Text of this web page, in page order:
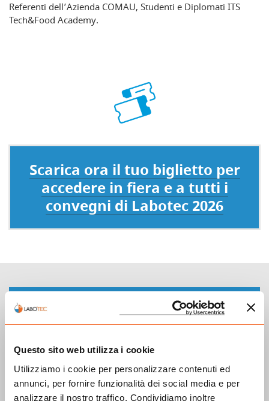
Questo sito web utilizza i cookie
Utilizziamo i cookie per personalizzare contenuti ed
annunci, per fornire funzionalità dei social media e per
analizzare il nostro traffico. Condividiamo inoltre
Referenti dell’Azienda COMAU, Studenti e Diplomati ITS
Tech&Food Academy.
Scarica ora il tuo biglietto per
accedere in fiera e a tutti i
convegni di Labotec 2026